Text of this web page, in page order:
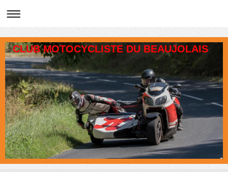
CLUB MOTOCYCLISTE DU BEAUJOLAIS